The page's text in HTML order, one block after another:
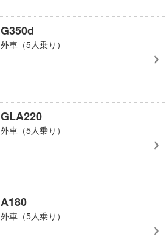
G350d
外車（5人乗り）
GLA220
外車（5人乗り）
A180
外車（5人乗り）